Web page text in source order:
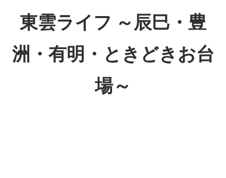
東雲ライフ ～辰巳・豊
洲・有明・ときどきお台
場～